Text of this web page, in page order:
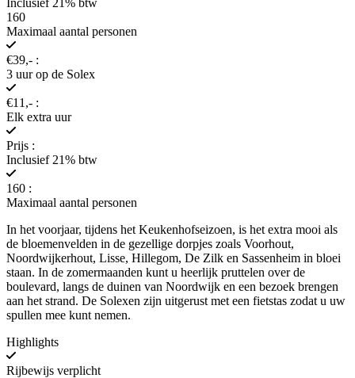
Inclusief 21% btw
160
Maximaal aantal personen
€39,- :
3 uur op de Solex
€11,- :
Elk extra uur
Prijs :
Inclusief 21% btw
160 :
Maximaal aantal personen
In het voorjaar, tijdens het Keukenhofseizoen, is het extra mooi als
de bloemenvelden in de gezellige dorpjes zoals Voorhout,
Noordwijkerhout, Lisse, Hillegom, De Zilk en Sassenheim in bloei
staan. In de zomermaanden kunt u heerlijk pruttelen over de
boulevard, langs de duinen van Noordwijk en een bezoek brengen
aan het strand. De Solexen zijn uitgerust met een fietstas zodat u uw
spullen mee kunt nemen.
Highlights
Rijbewijs verplicht